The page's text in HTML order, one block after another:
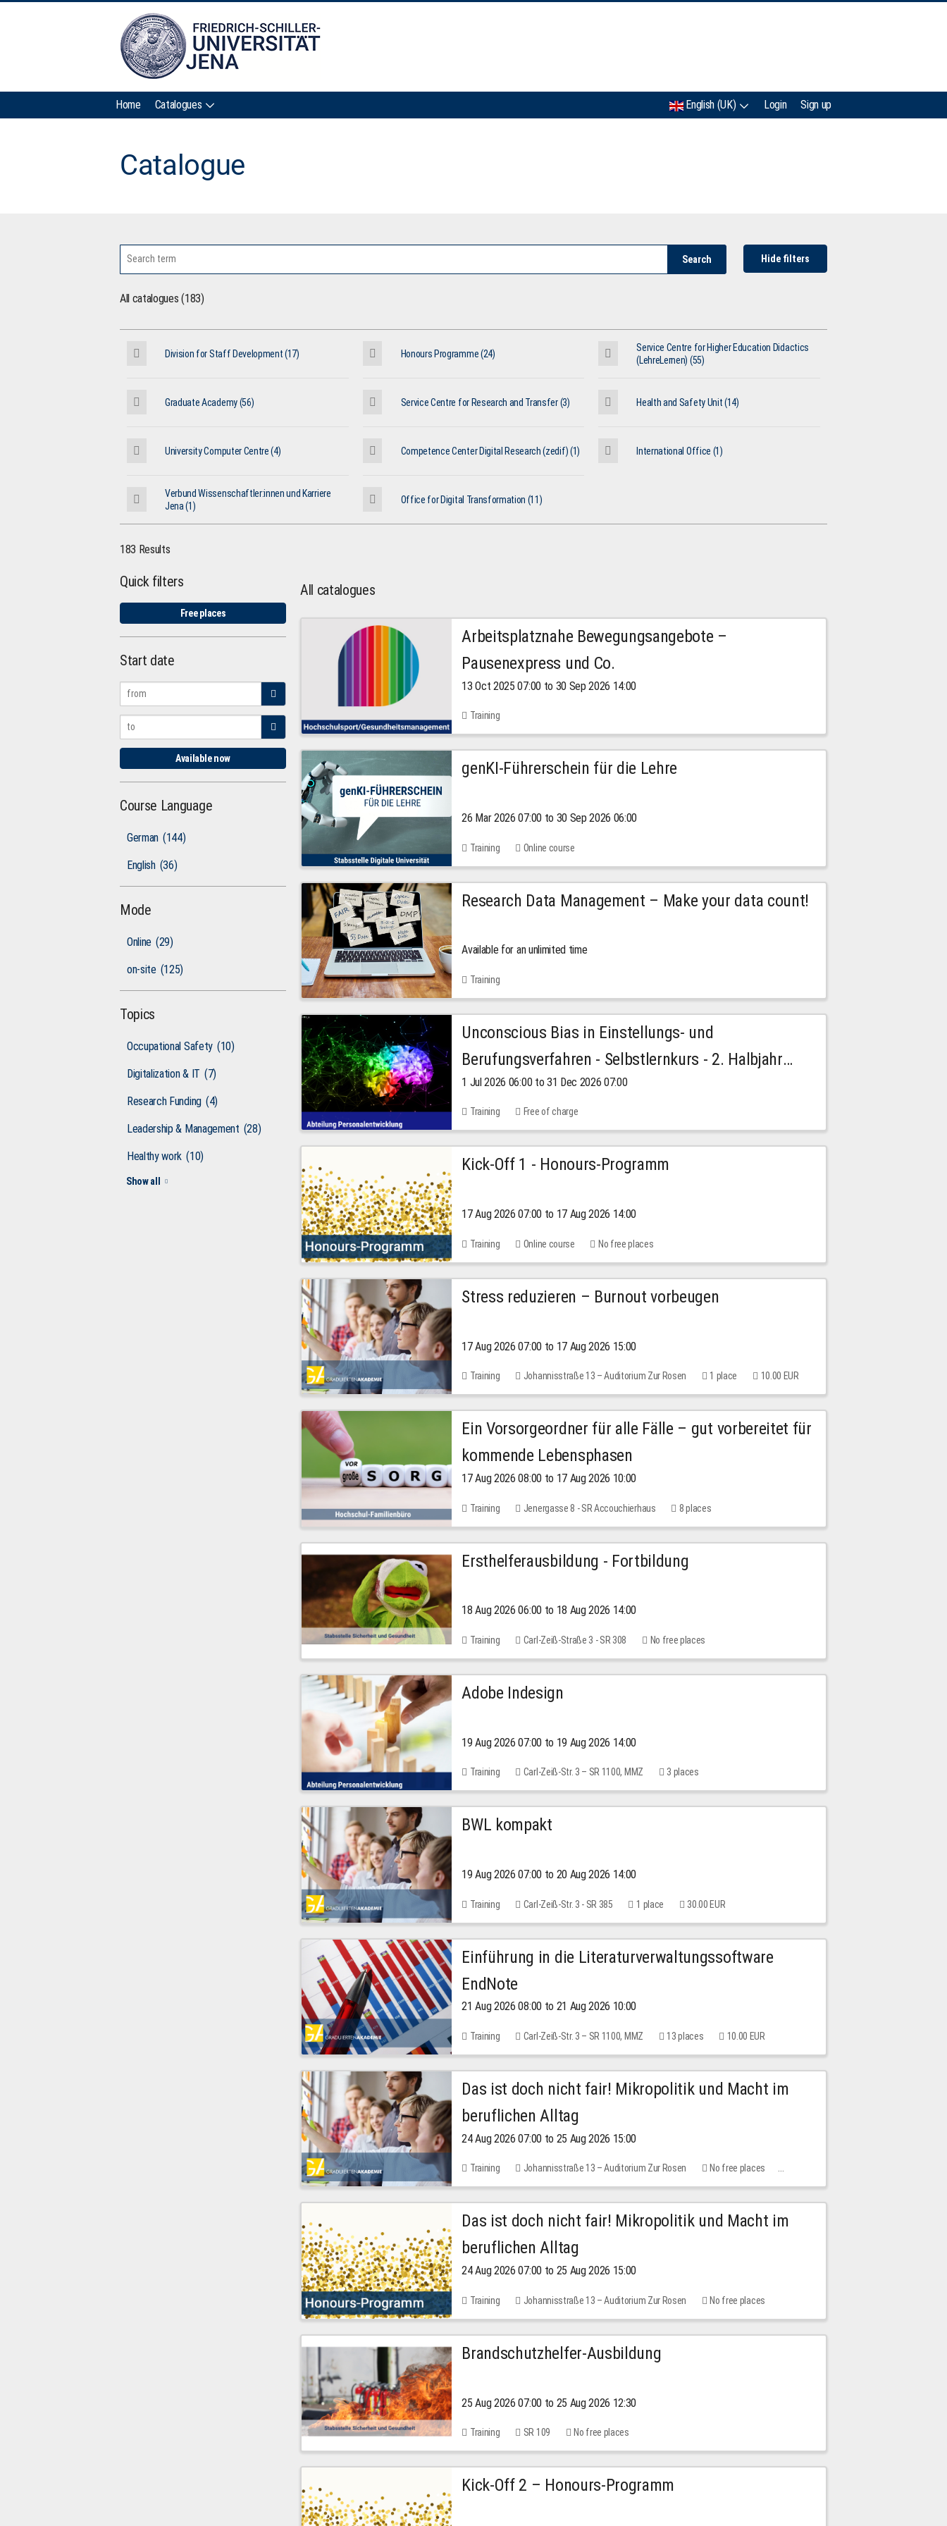
Home Catalogues English (UK) Login Sign up
Catalogue
Search Hide filters
All catalogues (183)
Division for Staff Development (17) Honours Programme (24)
Service Centre for Higher Education Didactics
(LehreLernen) (55)
Graduate Academy (56) Service Centre for Research and Transfer (3) Health and Safety Unit (14)
University Computer Centre (4) Competence Center Digital Research (zedif) (1) International Office (1)
Verbund Wissenschaftler:innen und Karriere
Jena (1)
Office for Digital Transformation (11)
183 Results
Quick filters
Free places
Start date
Available now
Course Language
German (144)
English (36)
Mode
Online (29)
on-site (125)
Topics
Occupational Safety (10)
Digitalization & IT (7)
Research Funding (4)
Leadership & Management (28)
Healthy work (10)
Show all
All catalogues
Arbeitsplatznahe Bewegungsangebote –
Pausenexpress und Co.
13 Oct 2025 07:00 to 30 Sep 2026 14:00
Training
genKI-Führerschein für die Lehre
26 Mar 2026 07:00 to 30 Sep 2026 06:00
Training Online course
Research Data Management – Make your data count!
Available for an unlimited time
Training
Unconscious Bias in Einstellungs- und
Berufungsverfahren - Selbstlernkurs - 2. Halbjahr
2026
1 Jul 2026 06:00 to 31 Dec 2026 07:00
Training Free of charge
Kick-Off 1 - Honours-Programm
17 Aug 2026 07:00 to 17 Aug 2026 14:00
Training Online course No free places
Stress reduzieren – Burnout vorbeugen
17 Aug 2026 07:00 to 17 Aug 2026 15:00
Training Johannisstraße 13 – Auditorium Zur Rosen 1 place 10.00 EUR
Ein Vorsorgeordner für alle Fälle – gut vorbereitet für
kommende Lebensphasen
17 Aug 2026 08:00 to 17 Aug 2026 10:00
Training Jenergasse 8 - SR Accouchierhaus 8 places
Ersthelferausbildung - Fortbildung
18 Aug 2026 06:00 to 18 Aug 2026 14:00
Training Carl-Zeiß-Straße 3 - SR 308 No free places
Adobe Indesign
19 Aug 2026 07:00 to 19 Aug 2026 14:00
Training Carl-Zeiß-Str. 3 – SR 1100, MMZ 3 places
BWL kompakt
19 Aug 2026 07:00 to 20 Aug 2026 14:00
Training Carl-Zeiß-Str. 3 - SR 385 1 place 30.00 EUR
Einführung in die Literaturverwaltungssoftware
EndNote
21 Aug 2026 08:00 to 21 Aug 2026 10:00
Training Carl-Zeiß-Str. 3 – SR 1100, MMZ 13 places 10.00 EUR
Das ist doch nicht fair! Mikropolitik und Macht im
beruflichen Alltag
24 Aug 2026 07:00 to 25 Aug 2026 15:00
Training Johannisstraße 13 – Auditorium Zur Rosen
No free places
30.00 EUR
Das ist doch nicht fair! Mikropolitik und Macht im
beruflichen Alltag
24 Aug 2026 07:00 to 25 Aug 2026 15:00
Training Johannisstraße 13 – Auditorium Zur Rosen No free places
Brandschutzhelfer-Ausbildung
25 Aug 2026 07:00 to 25 Aug 2026 12:30
Training SR 109 No free places
Kick-Off 2 – Honours-Programm